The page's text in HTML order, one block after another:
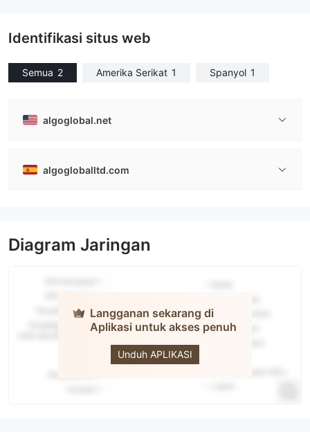
Lisensi Penuh MT4
Identifikasi situs web
Semua 2 Amerika Serikat 1 Spanyol 1
algoglobal.net
algogloballtd.com
Diagram Jaringan
Langganan sekarang di
Aplikasi untuk akses penuh
Unduh APLIKASI
Algo Global